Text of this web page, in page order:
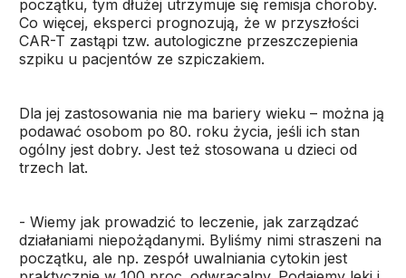
początku, tym dłużej utrzymuje się remisja choroby.
Co więcej, eksperci prognozują, że w przyszłości
CAR-T zastąpi tzw. autologiczne przeszczepienia
szpiku u pacjentów ze szpiczakiem.
Dla jej zastosowania nie ma bariery wieku – można ją
podawać osobom po 80. roku życia, jeśli ich stan
ogólny jest dobry. Jest też stosowana u dzieci od
trzech lat.
- Wiemy jak prowadzić to leczenie, jak zarządzać
działaniami niepożądanymi. Byliśmy nimi straszeni na
początku, ale np. zespół uwalniania cytokin jest